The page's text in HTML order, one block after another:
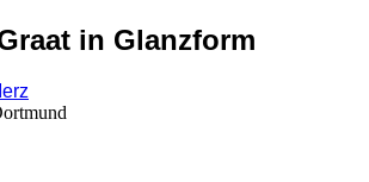
in Glanzform